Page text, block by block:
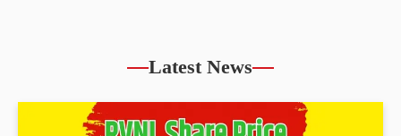
Latest News